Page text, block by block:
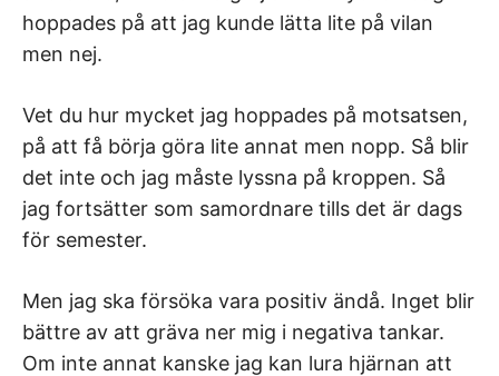
hoppades på att jag kunde lätta lite på vilan
men nej.
Vet du hur mycket jag hoppades på motsatsen,
på att få börja göra lite annat men nopp. Så blir
det inte och jag måste lyssna på kroppen. Så
jag fortsätter som samordnare tills det är dags
för semester.
Men jag ska försöka vara positiv ändå. Inget blir
bättre av att gräva ner mig i negativa tankar.
Om inte annat kanske jag kan lura hjärnan att